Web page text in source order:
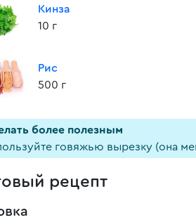
Кинза
10 г
Рис
500 г
более полезным
говяжью вырезку (она
рецепт